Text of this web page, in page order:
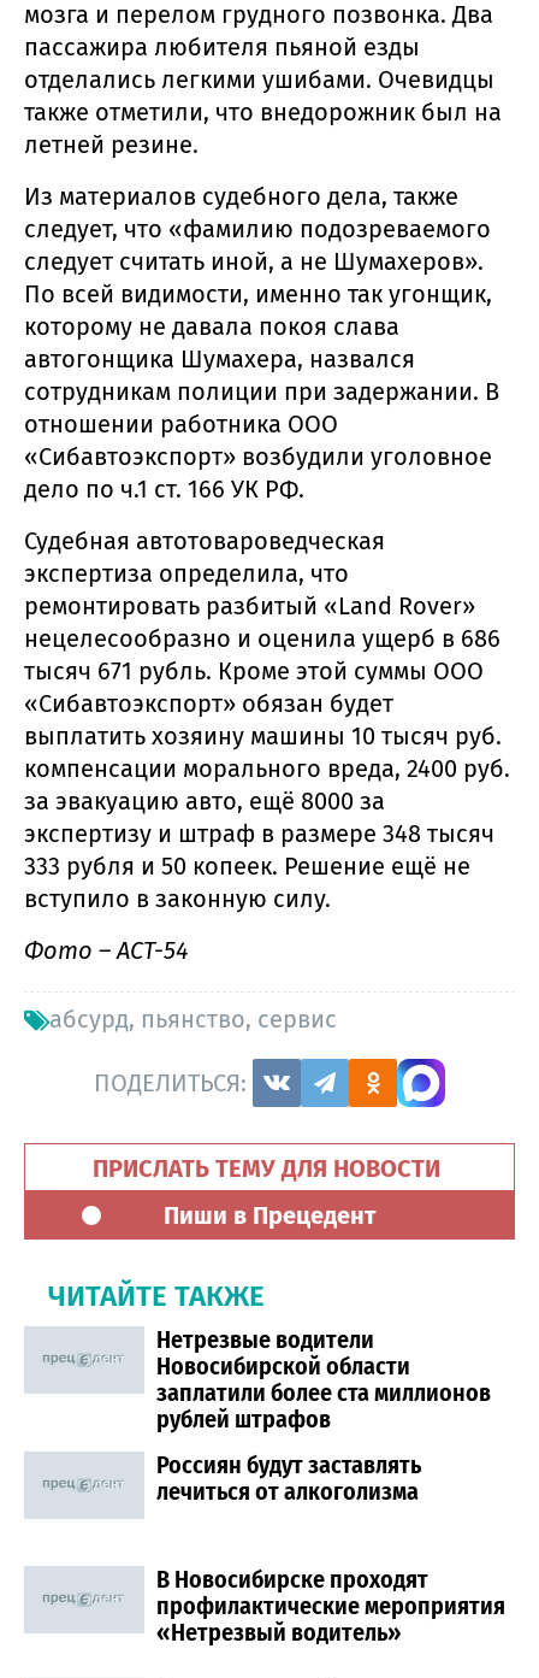
мозга и перелом грудного позвонка. Два
пассажира любителя пьяной езды
отделались легкими ушибами. Очевидцы
также отметили, что внедорожник был на
летней резине.
Из материалов судебного дела, также
следует, что «фамилию подозреваемого
следует считать иной, а не Шумахеров».
По всей видимости, именно так угонщик,
которому не давала покоя слава
автогонщика Шумахера, назвался
сотрудникам полиции при задержании. В
отношении работника ООО
«Сибавтоэкспорт» возбудили уголовное
дело по ч.1 ст. 166 УК РФ.
Судебная автотовароведческая
экспертиза определила, что
ремонтировать разбитый «Land Rover»
нецелесообразно и оценила ущерб в 686
тысяч 671 рубль. Кроме этой суммы ООО
«Сибавтоэкспорт» обязан будет
выплатить хозяину машины 10 тысяч руб.
компенсации морального вреда, 2400 руб.
за эвакуацию авто, ещё 8000 за
экспертизу и штраф в размере 348 тысяч
333 рубля и 50 копеек. Решение ещё не
вступило в законную силу.
Фото – АСТ-54
абсурд, пьянство, сервис
ПОДЕЛИТЬСЯ:
ПРИСЛАТЬ ТЕМУ ДЛЯ НОВОСТИ
Пиши в Прецедент
ЧИТАЙТЕ ТАКЖЕ
Нетрезвые водители
Новосибирской области
заплатили более ста миллионов
рублей штрафов
Россиян будут заставлять
лечиться от алкоголизма
В Новосибирске проходят
профилактические мероприятия
«Нетрезвый водитель»